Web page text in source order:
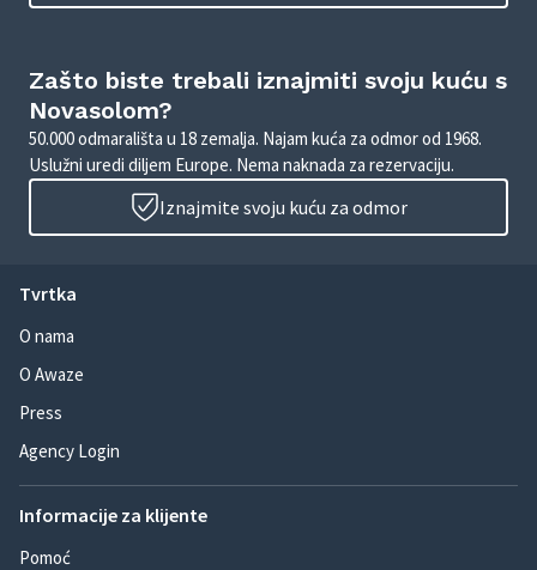
Zašto biste trebali iznajmiti svoju kuću s
Novasolom?
50.000 odmarališta u 18 zemalja. Najam kuća za odmor od 1968.
Uslužni uredi diljem Europe. Nema naknada za rezervaciju.
Iznajmite svoju kuću za odmor
Tvrtka
O nama
O Awaze
Press
Agency Login
Informacije za klijente
Pomoć